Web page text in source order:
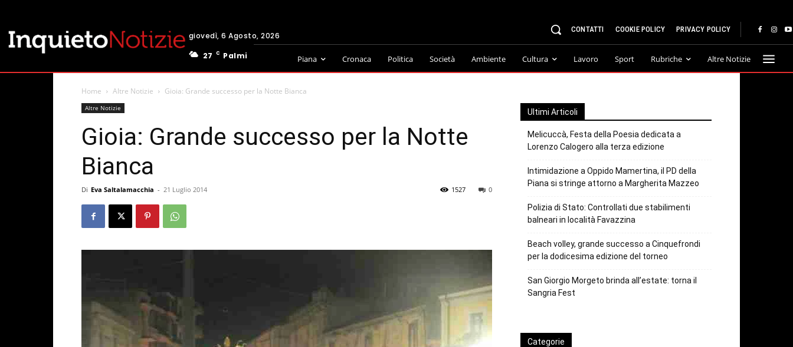
giovedì, 6 Agosto, 2026
27
C Palmi
CONTATTI COOKIE POLICY PRIVACY POLICY
Piana Cronaca Politica Società Ambiente Cultura Lavoro Sport Rubriche Altre Notizie
Home Altre Notizie Gioia: Grande successo per la Notte Bianca
Altre Notizie
Gioia: Grande successo per la Notte
Bianca
Di Eva Saltalamacchia - 21 Luglio 2014 0
1527
Ultimi Articoli
Melicuccà, Festa della Poesia dedicata a
Lorenzo Calogero alla terza edizione
Intimidazione a Oppido Mamertina, il PD della
Piana si stringe attorno a Margherita Mazzeo
Polizia di Stato: Controllati due stabilimenti
balneari in località Favazzina
Beach volley, grande successo a Cinquefrondi
per la dodicesima edizione del torneo
San Giorgio Morgeto brinda all’estate: torna il
Sangria Fest
Categorie